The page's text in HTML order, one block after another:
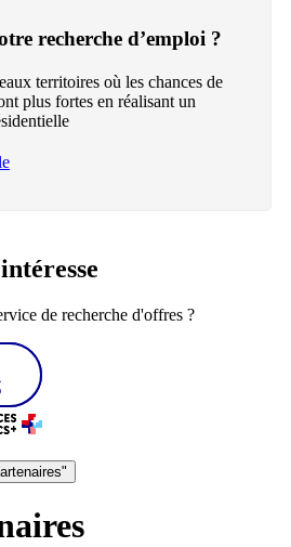
recherche d’emploi ?
territoires où les chances de
plus fortes en réalisant un
de recherche d'offres ?